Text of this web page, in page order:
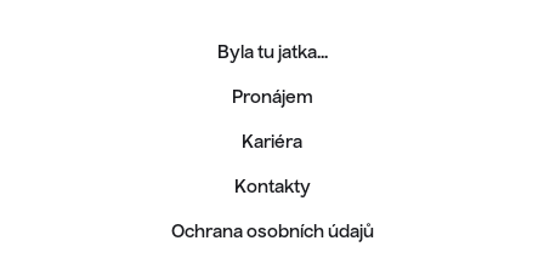
Byla tu jatka...
Pronájem
Kariéra
Kontakty
Ochrana osobních údajů